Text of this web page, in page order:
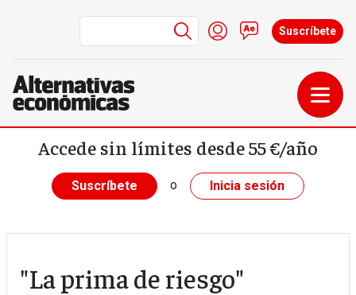
Pasar al contenido principal
Menú de cuenta de
Iniciar sesión
Contacto
Suscríbete
Accede sin límites desde 55 €/año
Suscríbete o Inicia sesión
"La prima de riesgo"